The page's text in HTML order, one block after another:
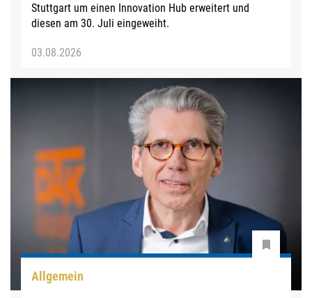
Stuttgart um einen Innovation Hub erweitert und
diesen am 30. Juli eingeweiht.
03.08.2026
Allgemein